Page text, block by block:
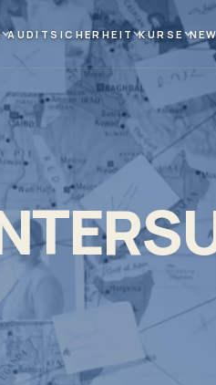
AUDITSICHERHEIT KURSE